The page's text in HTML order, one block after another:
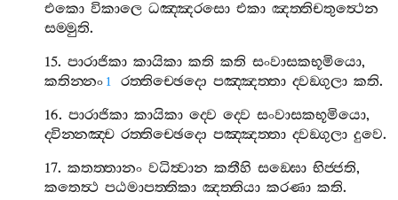
එකො විකාලෙ ධඤ‍්ඤරසො එකා ඤත‍්තිචතුත්‍ථෙන
සම‍්මුති.
15.පාරාජිකා කායිකා කති කති සංවාසකභූමියො,
කතින‍්නං 1 රත‍්තිච‍්ඡෙදො පඤ‍්ඤත‍්තා ද‍්වඞ‍්ගුලා කති.
16.පාරාජිකා කායිකා ද‍්වෙ ද‍්වෙ සංවාසකභූමියො,
ද‍්වින‍්නඤ‍්ච රත‍්තිච‍්ඡෙදො පඤ‍්ඤත‍්තා ද‍්වඞ‍්ගුලා දුවෙ.
17.කතත‍්තානං වධිත්‍වාන කතීහි සඞ‍්ඝො භිජ‍්ජති,
කතෙත්‍ථ පඨමාපත‍්තිකා ඤත‍්තියා කරණා කති.